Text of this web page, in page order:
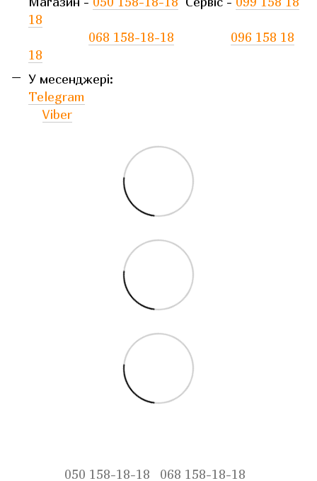
18
068 158-18-18
096 158 18
18
У месенджері:
Telegram
Viber
050 158-18-18 068 158-18-18